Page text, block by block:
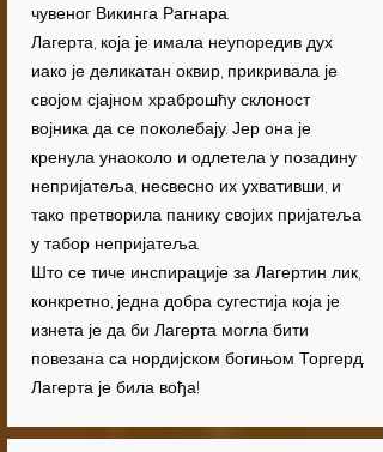
чувеног Викинга Рагнара.
Лагерта, која је имала неупоредив дух
иако је деликатан оквир, прикривала је
својом сјајном храброшћу склоност
војника да се поколебају. Јер она је
кренула унаоколо и одлетела у позадину
непријатеља, несвесно их ухвативши, и
тако претворила панику својих пријатеља
у табор непријатеља.
Што се тиче инспирације за Лагертин лик,
конкретно, једна добра сугестија која је
изнета је да би Лагерта могла бити
повезана са нордијском богињом Торгерд.
Лагерта је била вођа!